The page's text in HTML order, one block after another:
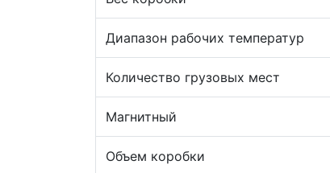
Диапазон рабочих температур
Количество грузовых мест
Магнитный
Объем коробки